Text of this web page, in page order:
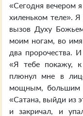
«Сегодня вечером
хиленьком теле».
вызов Духу
моим ногам, во
два пророчества.
«Я тебе покажу,
плюнул мне в
мощным, большим
«Сатана, выйди из
и закричал, и